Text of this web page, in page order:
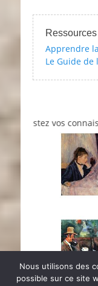
Apprendre
Le Guide de
vos
Nous utilisons des
possible sur ce site